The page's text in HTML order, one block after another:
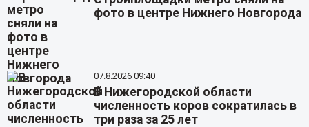
фото в центре Нижнего Новгорода
07.8.2026 09:40
В Нижегородской области
численность коров сократилась в
три раза за 25 лет